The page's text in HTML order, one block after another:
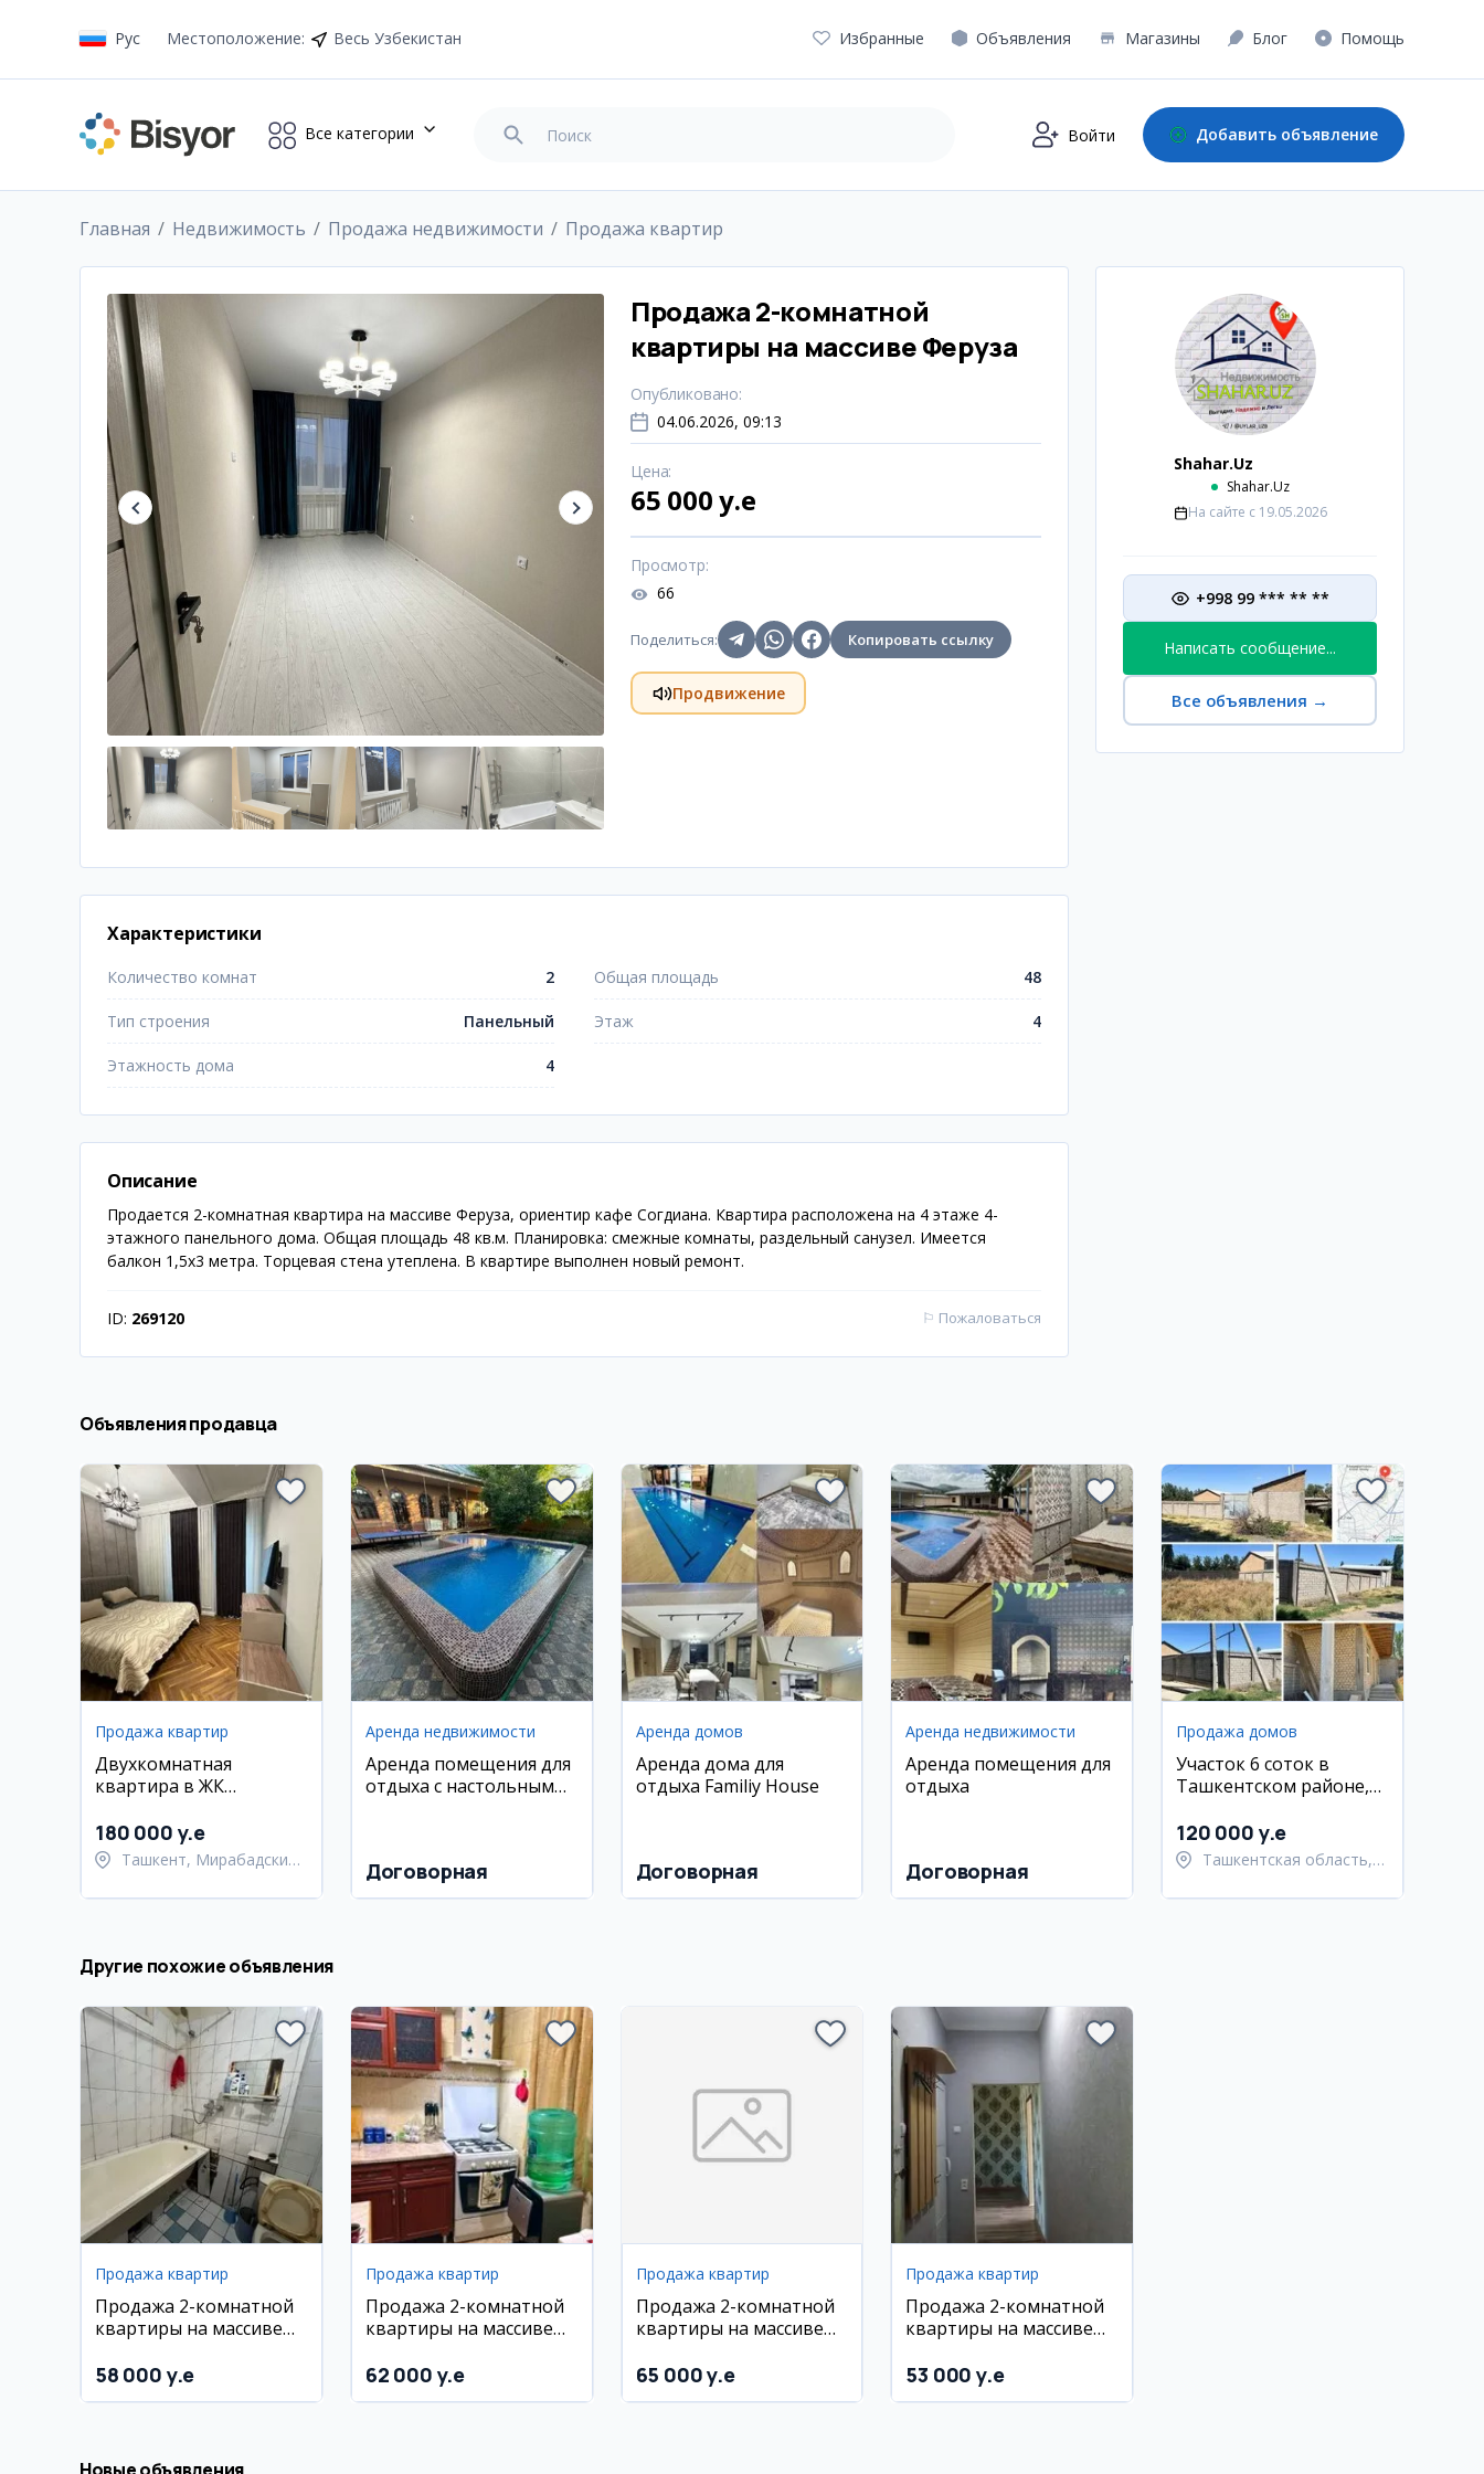
Рус Местоположение: Весь Узбекистан Избранные Объявления Магазины Блог Помощь
Все категории Войти Добавить объявление
Главная Недвижимость Продажа недвижимости Продажа квартир
Продажа 2-комнатной
квартиры на массиве Феруза
Опубликовано:
04.06.2026, 09:13
Цена:
65 000 y.e
Просмотр:
66
Поделиться: Копировать ссылку
Продвижение
Характеристики
Количество комнат 2 Общая площадь 48
Тип строения Панельный Этаж 4
Этажность дома 4
Описание
Продается 2-комнатная квартира на массиве Феруза, ориентир кафе Согдиана. Квартира расположена на 4 этаже 4-
этажного панельного дома. Общая площадь 48 кв.м. Планировка: смежные комнаты, раздельный санузел. Имеется
балкон 1,5х3 метра. Торцевая стена утеплена. В квартире выполнен новый ремонт.
ID: 269120 ⚐ Пожаловаться
Shahar.Uz
Shahar.Uz
На сайте с 19.05.2026
+998 99 *** ** **
Написать сообщение...
Все объявления →
Объявления продавца
Продажа квартир
Двухкомнатная
квартира в ЖК
180 000 y.e
Ташкент, Мирабадский
Аренда недвижимости
Аренда помещения для
отдыха с настольным
Договорная
Аренда домов
Аренда дома для
отдыха Familiy House
Договорная
Аренда недвижимости
Аренда помещения для
отдыха
Договорная
Продажа домов
Участок 6 соток в
Ташкентском районе,
120 000 y.e
Ташкентская область,
Другие похожие объявления
Продажа квартир
Продажа 2-комнатной
квартиры на массиве
58 000 y.e
Продажа квартир
Продажа 2-комнатной
квартиры на массиве
62 000 y.e
Продажа квартир
Продажа 2-комнатной
квартиры на массиве
65 000 y.e
Продажа квартир
Продажа 2-комнатной
квартиры на массиве
53 000 y.e